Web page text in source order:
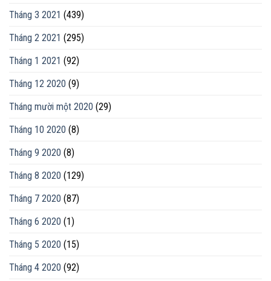
Tháng 3 2021 (439)
Tháng 2 2021 (295)
Tháng 1 2021 (92)
Tháng 12 2020 (9)
Tháng mười một 2020 (29)
Tháng 10 2020 (8)
Tháng 9 2020 (8)
Tháng 8 2020 (129)
Tháng 7 2020 (87)
Tháng 6 2020 (1)
Tháng 5 2020 (15)
Tháng 4 2020 (92)